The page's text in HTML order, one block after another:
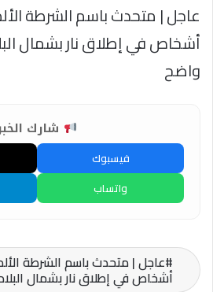
عاجل | متحدث باسم الشرطة
أشخاص في إطلاق نار بشمال
واضح
شارك
فيسبوك
واتساب
عاجل | متحدث باسم الشرطة
أشخاص في إطلاق نار بشمال